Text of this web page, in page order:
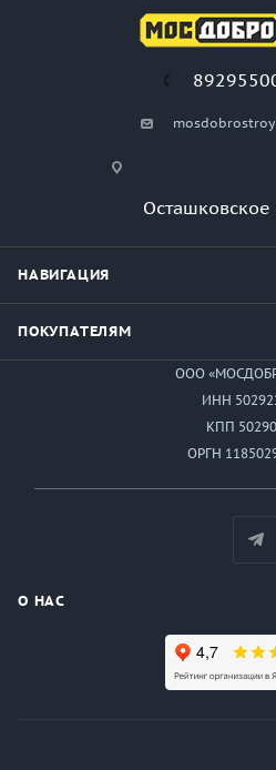
НАВИГАЦИЯ
ПОКУПАТЕЛЯМ
ООО
ИНН
КПП
ОРГН
О НАС